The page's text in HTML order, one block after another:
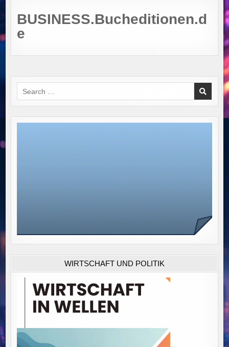
BUSINESS.Bucheditionen.d
e
Search
for:
WIRTSCHAFT UND POLITIK